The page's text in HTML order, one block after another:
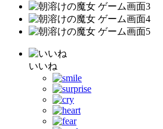
いいね